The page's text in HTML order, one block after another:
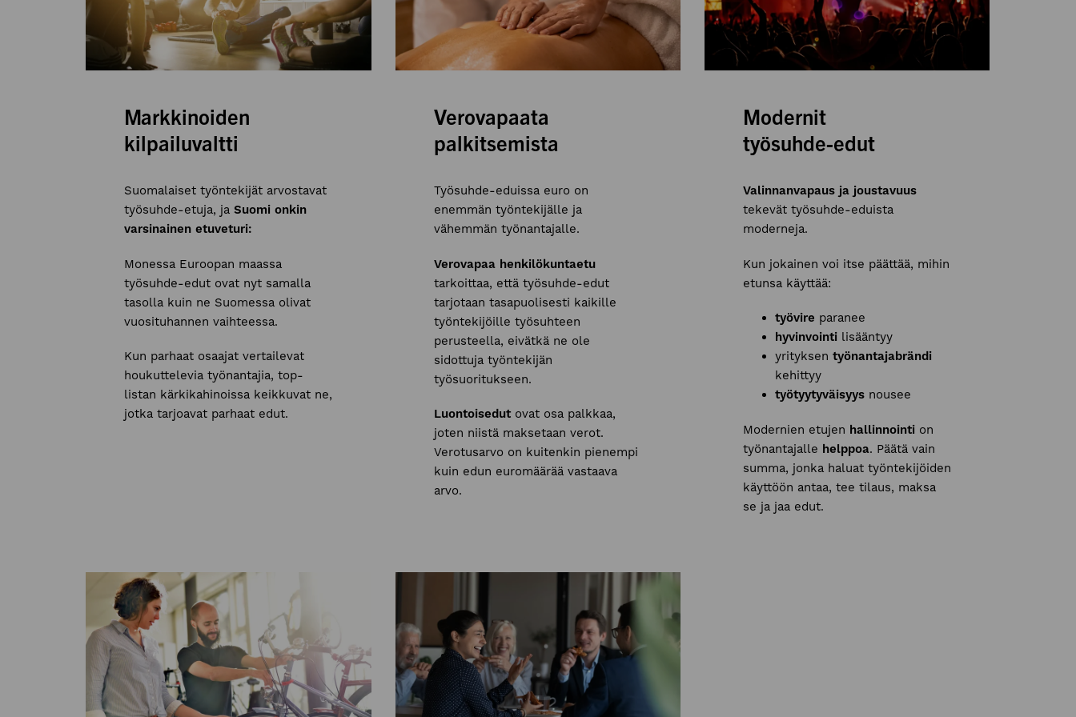
Markkinoiden
kilpailuvaltti
Suomalaiset työntekijät arvostavat
työsuhde-etuja, ja Suomi onkin
varsinainen etuveturi:
Monessa Euroopan maassa
työsuhde-edut ovat nyt samalla
tasolla kuin ne Suomessa olivat
vuosituhannen vaihteessa.
Kun parhaat osaajat vertailevat
houkuttelevia työnantajia, top-
listan kärkikahinoissa keikkuvat ne,
jotka tarjoavat parhaat edut.
Verovapaata
palkitsemista
Työsuhde-eduissa euro on
enemmän työntekijälle ja
vähemmän työnantajalle.
Verovapaa henkilökuntaetu
tarkoittaa, että työsuhde-edut
tarjotaan tasapuolisesti kaikille
työntekijöille työsuhteen
perusteella, eivätkä ne ole
sidottuja työntekijän
työsuoritukseen.
Luontoisedutovat osa palkkaa,
joten niistä maksetaan verot.
Verotusarvo on kuitenkin pienempi
kuin edun euromäärää vastaava
arvo.
Modernit
työsuhde-edut
Valinnanvapaus ja joustavuus
tekevät työsuhde-eduista
moderneja.
Kun jokainen voi itse päättää, mihin
etunsa käyttää:
työvire paranee
hyvinvointi lisääntyy
yrityksentyönantajabrändi
kehittyy
työtyytyväisyys nousee
Modernien etujen hallinnointi on
työnantajalle helppoa. Päätä vain
summa, jonka haluat työntekijöiden
käyttöön antaa, tee tilaus, maksa
se ja jaa edut.